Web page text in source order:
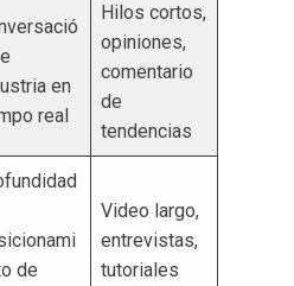
en
real
Hilos cortos,
opiniones,
comentario
de
tendencias
de
Video largo,
entrevistas,
tutoriales